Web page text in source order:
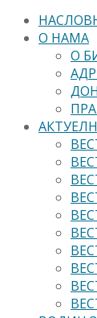
О НАМА
О